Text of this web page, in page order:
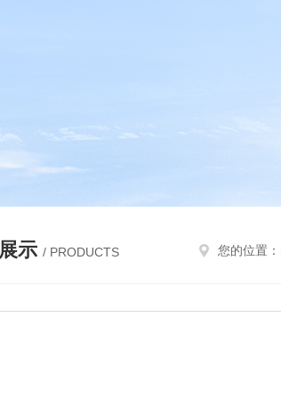
示 / PRODUCTS 您的位置：